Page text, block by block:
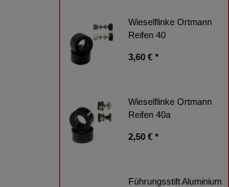
Wieselflinke Ortmann
Reifen 40
3,60 € *
Wieselflinke Ortmann
Reifen 40a
2,50 € *
Führungsstift Aluminium